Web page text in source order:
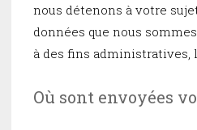
nous détenons à votre
données que nous
à des fins administratives,
Où sont envoyées